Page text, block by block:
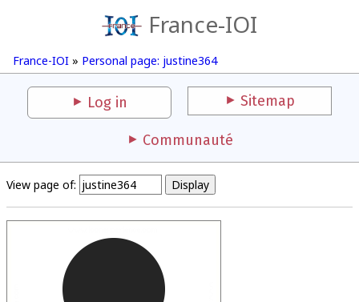
France-IOI
France-IOI » Personal page: justine364
Log in Sitemap
Communauté
View page of: